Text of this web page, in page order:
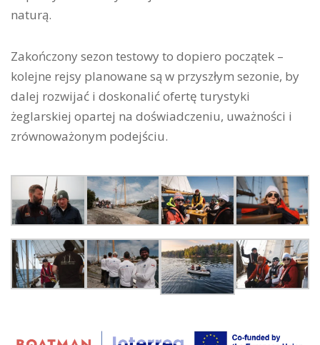
naturą.
Zakończony sezon testowy to dopiero początek –
kolejne rejsy planowane są w przyszłym sezonie, by
dalej rozwijać i doskonalić ofertę turystyki
żeglarskiej opartej na doświadczeniu, uważności i
zrównoważonym podejściu.